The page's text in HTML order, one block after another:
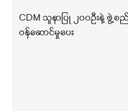
CDM သူနာပြု ၂၀၀ဦးနဲ့ ဖွဲ့စ
ဝန်ဆောင်မှုပေး